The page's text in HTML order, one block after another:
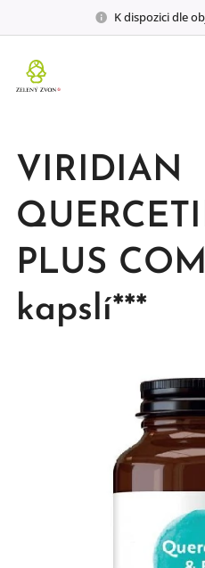
K dispozici dle
VIRIDIAN
PLUS
kapslí***